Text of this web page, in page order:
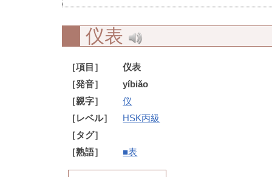
仪表
［項目］
仪表
［発音］
yíbiǎo
［親字］
仪
［レベル］
HSK丙級
［タグ］
［熟語］
■表